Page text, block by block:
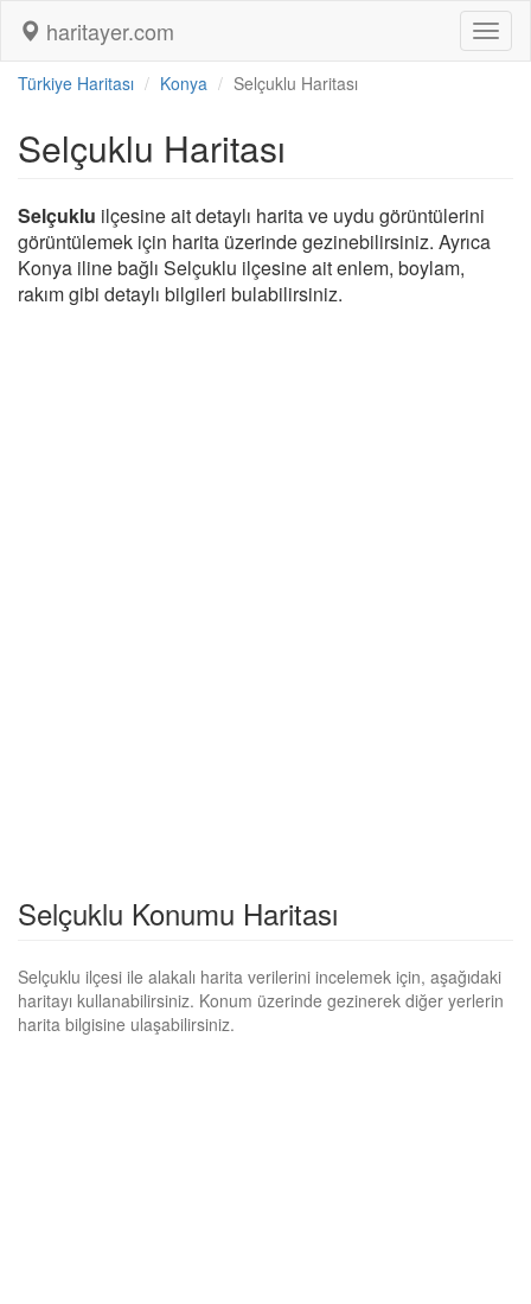
haritayer.com
Türkiye Haritası Konya Selçuklu Haritası
Selçuklu Haritası
Selçuklu ilçesine ait detaylı harita ve uydu görüntülerini
görüntülemek için harita üzerinde gezinebilirsiniz. Ayrıca
Konya iline bağlı Selçuklu ilçesine ait enlem, boylam,
rakım gibi detaylı bilgileri bulabilirsiniz.
Selçuklu Konumu Haritası
Selçuklu ilçesi ile alakalı harita verilerini incelemek için, aşağıdaki
haritayı kullanabilirsiniz. Konum üzerinde gezinerek diğer yerlerin
harita bilgisine ulaşabilirsiniz.